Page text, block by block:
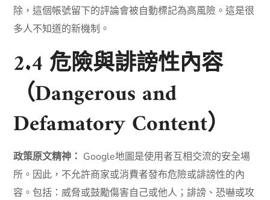
除，這個帳號留下的評論會被自動標記為高風險。這是很
多人不知道的新機制。
2.4 危險與誹謗性內容
（Dangerous and
Defamatory Content）
政策原文精神： Google地圖是使用者互相交流的安全場
所。因此，不允許商家或消費者發布危險或誹謗性的內
容。包括：威脅或鼓勵傷害自己或他人；誹謗、恐嚇或攻